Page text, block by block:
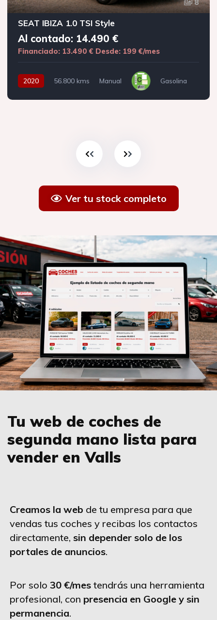
8
SEAT IBIZA 1.0 TSI Style
Al contado: 14.490 €
Financiado: 13.490 € Desde: 199 €/mes
2020 56.800 kms Manual Gasolina
Ver tu stock completo
Tu web de coches de
segunda mano lista para
vender en Valls
Creamos la web de tu empresa para que
vendas tus coches y recibas los contactos
directamente, sin depender solo de los
portales de anuncios.
Por solo 30 €/mes tendrás una herramienta
profesional, con presencia en Google y sin
permanencia.